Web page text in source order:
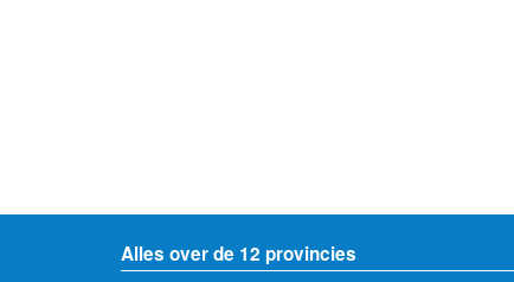
Alles over de 12 provincies